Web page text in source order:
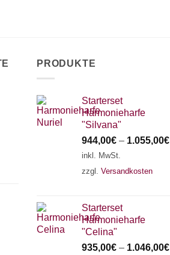
PRODUKTE
Starterset
Harmonieharfe
"Silvana"
944,00€ – 1.055,00€
inkl. MwSt.
zzgl. Versandkosten
Starterset
Harmonieharfe
"Celina"
935,00€ – 1.046,00€